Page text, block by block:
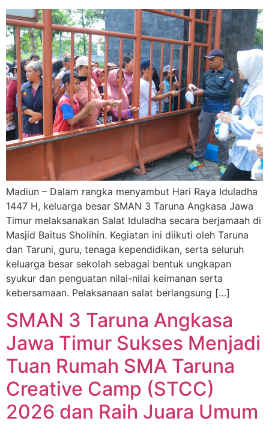
Madiun – Dalam rangka menyambut Hari Raya Iduladha
1447 H, keluarga besar SMAN 3 Taruna Angkasa Jawa
Timur melaksanakan Salat Iduladha secara berjamaah di
Masjid Baitus Sholihin. Kegiatan ini diikuti oleh Taruna
dan Taruni, guru, tenaga kependidikan, serta seluruh
keluarga besar sekolah sebagai bentuk ungkapan
syukur dan penguatan nilai-nilai keimanan serta
kebersamaan. Pelaksanaan salat berlangsung […]
SMAN 3 Taruna Angkasa
Jawa Timur Sukses Menjadi
Tuan Rumah SMA Taruna
Creative Camp (STCC)
2026 dan Raih Juara Umum